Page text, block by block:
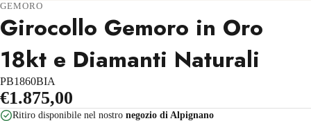
GEMORO
Girocollo Gemoro in Oro
18kt e Diamanti Naturali
PB1860BIA
€1.875,00
Ritiro disponibile nel nostro negozio di Alpignano